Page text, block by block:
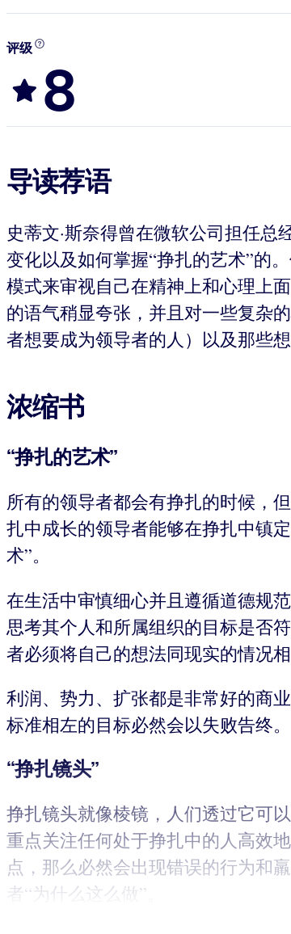
评级
8
导读荐语
史蒂文·斯奈得曾在微软公司担任
变化以及如何掌握“挣扎的艺术”的
模式来审视自己在精神上和心理上
的语气稍显夸张，并且对一些复杂
者想要成为领导者的人）以及那些
浓缩书
“挣扎的艺术”
所有的领导者都会有挣扎的时候，
扎中成长的领导者能够在挣扎中镇
术”。
在生活中审慎细心并且遵循道德规
思考其个人和所属组织的目标是否
者必须将自己的想法同现实的情况相
利润、势力、扩张都是非常好的商
标准相左的目标必然会以失败告终
“挣扎镜头”
挣扎镜头就像棱镜，人们透过它可
重点关注任何处于挣扎中的人高效
点，那么必然会出现错误的行为和
者“为什么这么做”。